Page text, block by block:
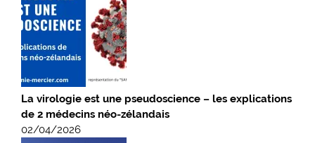
La virologie est une pseudoscience – les explications
de 2 médecins néo-zélandais
02/04/2026